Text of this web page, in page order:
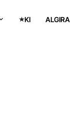
KI ALGIRA